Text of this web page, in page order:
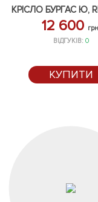
КРІСЛО БУРГАС Ю,
12 600
ВІДГУКІВ: 0
КУПИТИ